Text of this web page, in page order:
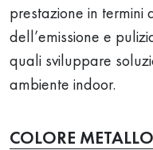
prestazione in
dell’emissione e
quali sviluppare
ambiente indoor.
COLORE METALLO